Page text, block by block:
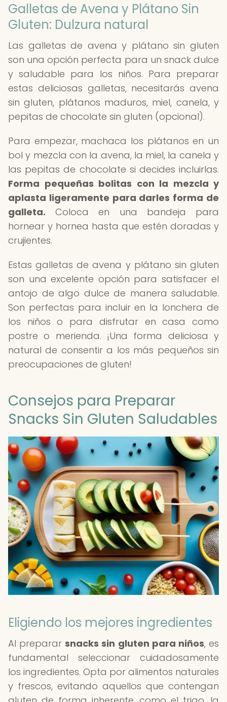
Galletas de Avena y Plátano Sin
Gluten: Dulzura natural
Las galletas de avena y plátano sin gluten
son una opción perfecta para un snack dulce
y saludable para los niños. Para preparar
estas deliciosas galletas, necesitarás avena
sin gluten, plátanos maduros, miel, canela, y
pepitas de chocolate sin gluten (opcional).
Para empezar, machaca los plátanos en un
bol y mezcla con la avena, la miel, la canela y
las pepitas de chocolate si decides incluirlas.
Forma pequeñas bolitas con la mezcla y
aplasta ligeramente para darles forma de
galleta. Coloca en una bandeja para
hornear y hornea hasta que estén doradas y
crujientes.
Estas galletas de avena y plátano sin gluten
son una excelente opción para satisfacer el
antojo de algo dulce de manera saludable.
Son perfectas para incluir en la lonchera de
los niños o para disfrutar en casa como
postre o merienda. ¡Una forma deliciosa y
natural de consentir a los más pequeños sin
preocupaciones de gluten!
Consejos para Preparar
Snacks Sin Gluten Saludables
Eligiendo los mejores ingredientes
Al prepararsnacks sin gluten para niños, es
fundamental seleccionar cuidadosamente
los ingredientes. Opta por alimentos naturales
y frescos, evitando aquellos que contengan